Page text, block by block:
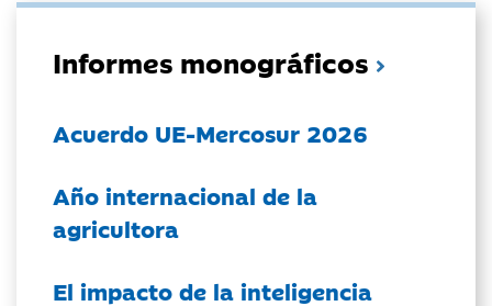
Informes monográficos
Acuerdo UE-Mercosur 2026
Año internacional de la
agricultora
El impacto de la inteligencia